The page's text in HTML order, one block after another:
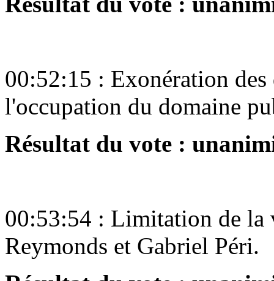
00:52:15 : Exonération
l'occupation du domaine
Résultat du vote :
00:53:54 : Limitation de la
Reymonds et Gabriel Péri.